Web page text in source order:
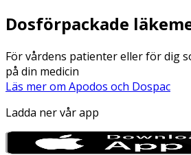
Dosförpackade
För vårdens patienter eller för dig
på din medicin
Läs mer om Apodos och Dospac
Ladda ner vår app